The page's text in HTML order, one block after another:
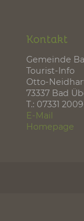
Kontakt
Otto-